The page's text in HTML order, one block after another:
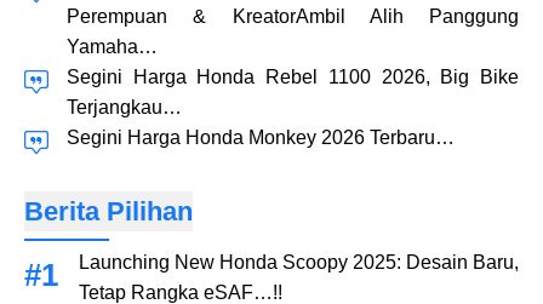
Perempuan & KreatorAmbil Alih Panggung
Yamaha…
Segini Harga Honda Rebel 1100 2026, Big Bike
Terjangkau…
Segini Harga Honda Monkey 2026 Terbaru…
Berita Pilihan
Launching New Honda Scoopy 2025: Desain Baru,
Tetap Rangka eSAF…!!